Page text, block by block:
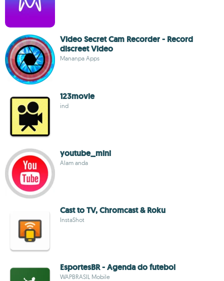
Video Secret Cam Recorder - Record
discreet Video
Mananpa Apps
123movie
ind
youtube_mini
Alam anda
Cast to TV, Chromcast & Roku
InstaShot
EsportesBR - Agenda do futebol
WAPBRASIL Mobile